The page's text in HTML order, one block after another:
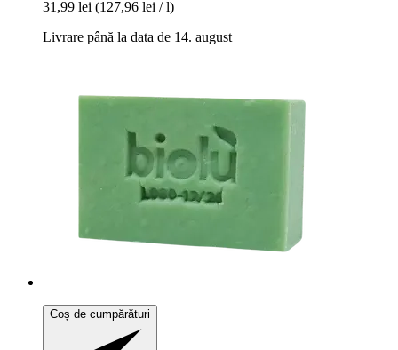
31,99 lei (127,96 lei / l)
Livrare până la data de 14. august
Coș de cumpărături